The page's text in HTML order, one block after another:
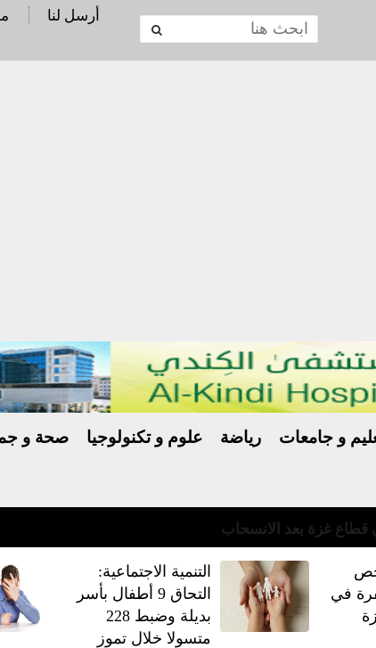
أرسل لنا
و جامعات رياضة علوم و تكنولوجيا صحة و
في
‏التنمية الاجتماعية:
التحاق 9 أطفال بأسر
بديلة وضبط 228
متسولا خلال تموز